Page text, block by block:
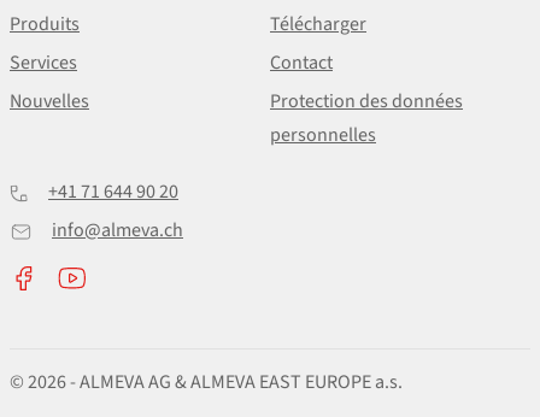
Produits
Télécharger
Services
Contact
Nouvelles
Protection des données
personnelles
+41 71 644 90 20
info@almeva.ch
© 2026 - ALMEVA AG & ALMEVA EAST EUROPE a.s.